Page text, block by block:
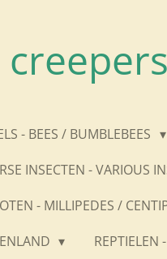
- BEES / BUMBLEBEES
INSECTEN - VARIOUS
- MILLIPEDES /
REPTIELEN